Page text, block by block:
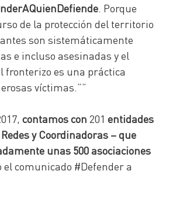
. Porque
de la protección del territorio
son sistemáticamente
e incluso asesinadas y el
fronterizo es una práctica
víctimas.””
contamos con 201 entidades
y Coordinadoras – que
unas 500 asociaciones
el comunicado #Defender a